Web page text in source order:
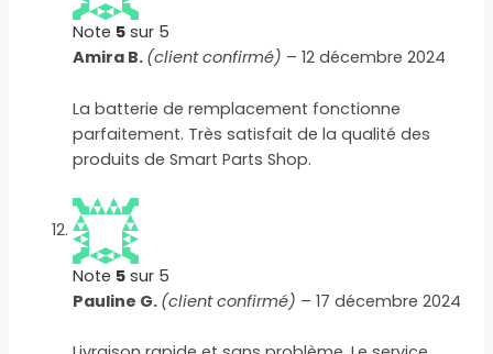
Note 5 sur 5
Amira B. (client confirmé) – 12 décembre 2024
La batterie de remplacement fonctionne
parfaitement. Très satisfait de la qualité des
produits de Smart Parts Shop.
Note 5 sur 5
Pauline G. (client confirmé) – 17 décembre 2024